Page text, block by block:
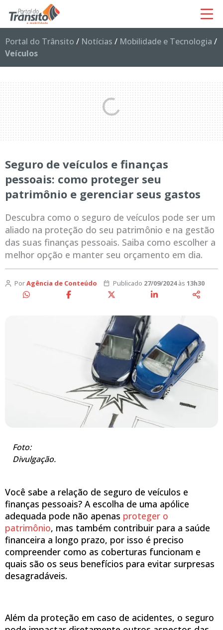
Portal do Trânsito / Notícias / Mobilidade e Tecnologia /
Veículos
Seguro de veículos e finanças
pessoais: como proteger seu
patrimônio e gerenciar seus gastos
Descubra como o seguro de veículos pode ser um
aliado na proteção do seu patrimônio e na gestão
das suas finanças pessoais. Saiba como escolher a
melhor opção e manter seu orçamento em dia.
PorAgência de Conteúdo Publicado 27/09/2024às 13h30
Foto:
Divulgação.
Você sabe a relação de seguro de veículos e
finanças pessoais? A escolha de uma apólice
adequada pode não apenas proteger o
patrimônio, mas também contribuir para a saúde
financeira a longo prazo, por isso é preciso
compreender como as coberturas funcionam e
quais são os seus benefícios para evitar surpresas
desagradáveis.
Além da proteção em caso de acidentes, o seguro